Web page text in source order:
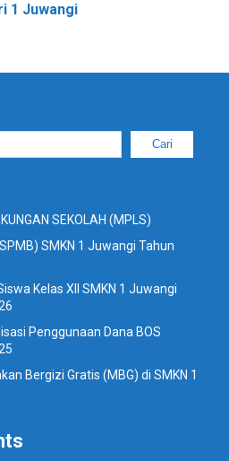
1 Juwangi
Cari
SEKOLAH (MPLS)
SMKN 1 Juwangi Tahun
Kelas XII SMKN 1 Juwangi
Penggunaan Dana BOS
Bergizi Gratis (MBG) di SMKN 1